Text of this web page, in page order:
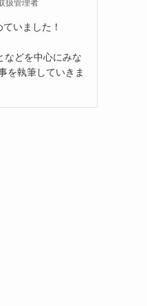
扱管理者
いました！
などを中心にみな
を執筆していきま